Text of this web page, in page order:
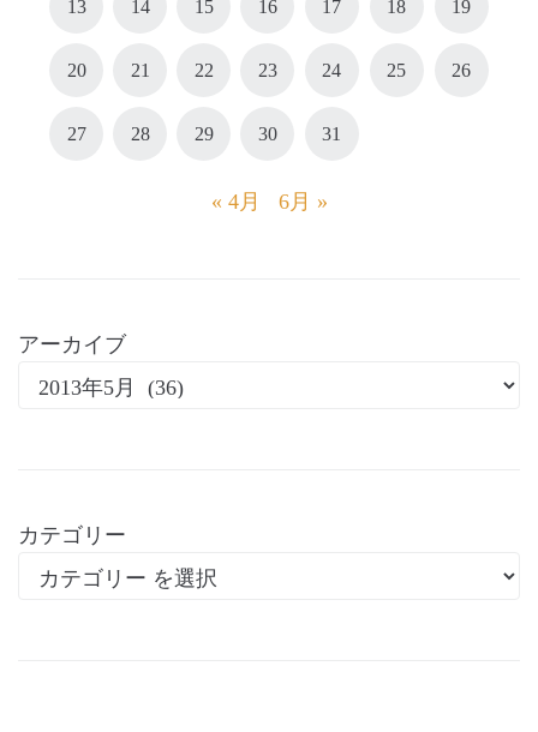
13 14 15 16 17 18 19
20 21 22 23 24 25 26
27 28 29 30 31
« 4月 6月 »
アーカイブ
カテゴリー